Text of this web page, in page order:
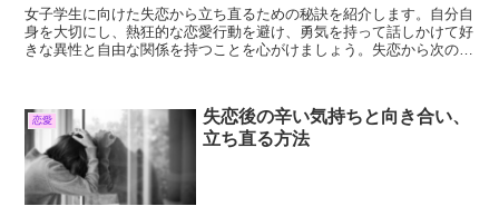
女子学生に向けた失恋から立ち直るための秘訣を紹介します。自分自
身を大切にし、熱狂的な恋愛行動を避け、勇気を持って話しかけて好
きな異性と自由な関係を持つことを心がけましょう。失恋から次の恋
恋愛
失恋後の辛い気持ちと向き合い、
立ち直る方法